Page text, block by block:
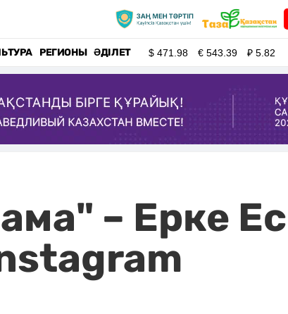
РЕГИОНЫ ӘДІЛЕТ $471.98 €543.39 ₽5.82
– Ерке